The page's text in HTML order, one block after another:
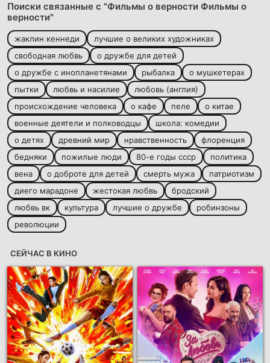
Поиски связанные с "Фильмы о верности Фильмы о
верности"
жаклин кеннеди
лучшие о великих художниках
свободная любвь
о дружбе для детей
о дружбе с инопланетянами
рыбалка
о мушкетерах
пытки
любвь и насилие
любовь (англия)
происхождение человека
о кафе пеле
о китае
военные деятели и полководцы
школа: комедии
о детях
древний мир нравственность
флоренция
бедняки
пожилые люди 80-е годы ссср
политика
вена
о доброте для детей смерть мужа
патриотизм
диего марадоне
жестокая любвь
бродский
любвь вк
культура лучшие о дружбе
робинзоны
революции
СЕЙЧАС В КИНО